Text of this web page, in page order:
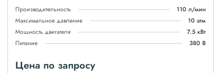
Производительность
110 л/мин
Максимальное давление
10 атм
Мощность двигателя
7.5 кВт
Питание
380 В
Цена по запросу